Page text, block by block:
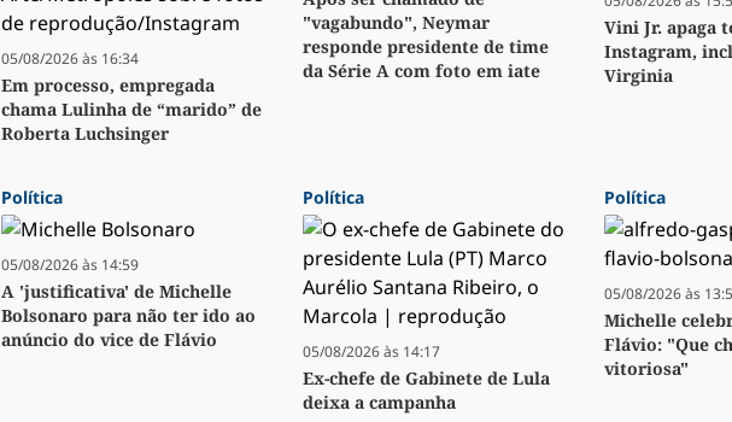
05/08/2026 às 16:34
Em processo, empregada
chama Lulinha de “marido” de
Roberta Luchsinger
"vagabundo", Neymar
responde presidente de time
da Série A com foto em iate
Vini Jr. apaga
Instagram,
Virginia
Política
05/08/2026 às 14:59
A 'justificativa' de Michelle
Bolsonaro para não ter ido ao
anúncio do vice de Flávio
Política
05/08/2026 às 14:17
Ex-chefe de Gabinete de Lula
deixa a campanha
Política
05/08/2026 às
Michelle
Flávio: "Que
vitoriosa"